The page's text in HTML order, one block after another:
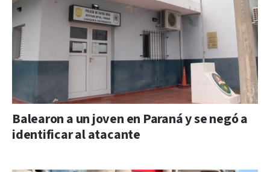
Balearon a un joven en Paraná y se negó a
identificar al atacante